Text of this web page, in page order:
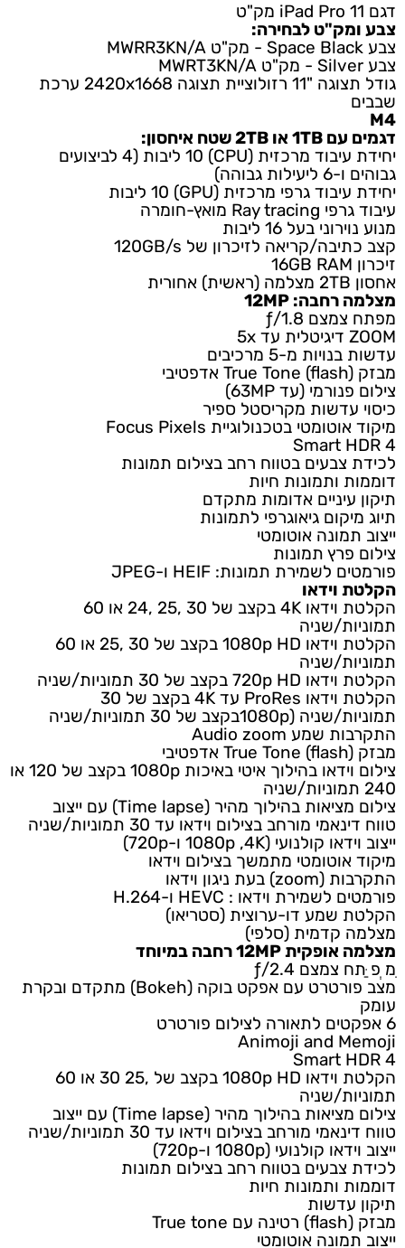
דגם iPad Pro 11 מק"ט
צבע ומק"ט לבחירה:
צבע Space Black - מק"ט MWRR3KN/A
צבע Silver - מק"ט MWRT3KN/A
גודל תצוגה "11 רזולוציית תצוגה 2420x1668 ערכת
שבבים
M4
דגמים עם 1TB או 2TB שטח איחסון:
יחידת עיבוד מרכזית (CPU) 10 ליבות (4 לביצועים
גבוהים ו-6 ליעילות גבוהה)
יחידת עיבוד גרפי מרכזית (GPU) 10 ליבות
עיבוד גרפי Ray tracing מואץ-חומרה
מנוע נוירוני בעל 16 ליבות
קצב כתיבה/קריאה לזיכרון של 120GB/s
זיכרון 16GB RAM
אחסון 2TB מצלמה (ראשית) אחורית
מצלמה רחבה: 12MP
מפתח צמצם ƒ/1.8
ZOOM דיגיטלית עד 5x
עדשות בנויות מ-5 מרכיבים
מבזק True Tone (flash) אדפטיבי
צילום פנורמי (עד 63MP)
כיסוי עדשות מקריסטל ספיר
מיקוד אוטומטי בטכנולוגיית Focus Pixels
Smart HDR 4
לכידת צבעים בטווח רחב בצילום תמונות
דוממות ותמונות חיות
תיקון עיניים אדומות מתקדם
תיוג מיקום גיאוגרפי לתמונות
ייצוב תמונה אוטומטי
צילום פרץ תמונות
פורמטים לשמירת תמונות: HEIF ו-JPEG
הקלטת וידאו
הקלטת וידאו 4K בקצב של 30 ,25 ,24 או 60
תמוניות/שניה
הקלטת וידאו 1080p HD בקצב של 30 ,25 או 60
תמוניות/שניה
הקלטת וידאו 720p HD בקצב של 30 תמוניות/שניה
הקלטת וידאו ProRes עד 4K בקצב של 30
תמוניות/שניה (1080pבקצב של 30 תמוניות/שניה
התקרבות שמע Audio zoom
מבזק True Tone (flash) אדפטיבי
צילום וידאו בהילוך איטי באיכות 1080p בקצב של 120 או
240 תמוניות/שניה
צילום מציאות בהילוך מהיר (Time lapse) עם ייצוב
טווח דינאמי מורחב בצילום וידאו עד 30 תמוניות/שניה
ייצוב וידאו קולנועי (1080p ,4K ו-720p)
מיקוד אוטומטי מתמשך בצילום וידאו
התקרבות (zoom) בעת ניגון וידאו
פורמטים לשמירת וידאו : HEVC ו-H.264
הקלטת שמע דו-ערוצית (סטריאו)
מצלמה קדמית (סלפי)
מצלמה אופקית 12MP רחבה במיוחד
ִמ ְפ ַּתח צמצם ƒ/2.4
מצב פורטרט עם אפקט בוקה (Bokeh) מתקדם ובקרת
עומק
6 אפקטים לתאורה לצילום פורטרט
Animoji and Memoji
Smart HDR 4
הקלטת וידאו 1080p HD בקצב של ,25 30 או 60
תמוניות/שניה
צילום מציאות בהילוך מהיר (Time lapse) עם ייצוב
טווח דינאמי מורחב בצילום וידאו עד 30 תמוניות/שניה
ייצוב וידאו קולנועי (1080p ו-720p)
לכידת צבעים בטווח רחב בצילום תמונות
דוממות ותמונות חיות
תיקון עדשות
מבזק (flash) רטינה עם True tone
ייצוב תמונה אוטומטי